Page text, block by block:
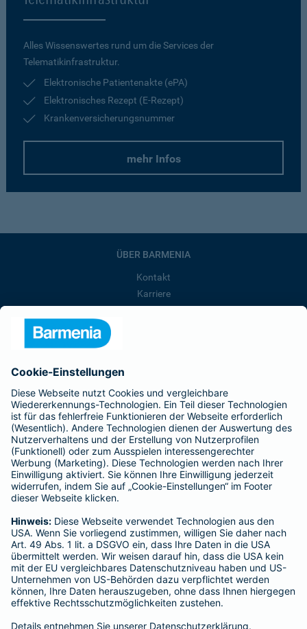
Alles Wissenswertes rund um die Services der
Telematikinfrastruktur.
Elektronische Patientenakte (ePA)
Elektronisches Rezept (E-Rezept)
Krankenversicherungsnummer
mehr Infos
ÜBER BARMENIA
Kontakt
Karriere
Barmenia ist Teil der BarmeniaGothaer
BELIEBTE SEITEN
Kranken-Zusatzversicherung
Tierversicherungen
Haftpflichtversicherung
Hausratversicherung
Adresse ändern
Schaden melden
Kilometerstandsmeldung
Serviceübersicht